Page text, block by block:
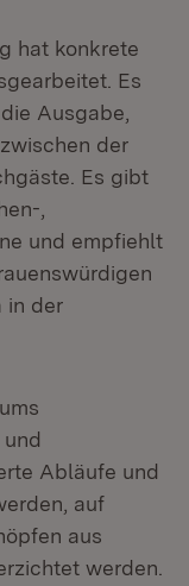
hat konkrete
Es
Ausgabe,
der
Es gibt
,
und empfiehlt
in der
Abläufe und
auf
aus
werden.